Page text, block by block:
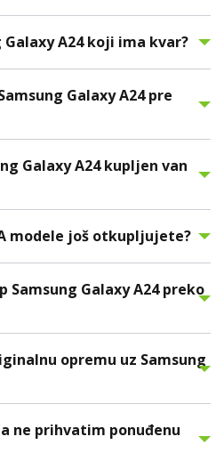
A24 koji ima kvar?
Galaxy A24 pre
Galaxy A24 kupljen van
modele još otkupljujete?
Samsung Galaxy A24 preko
opremu uz Samsung
ne prihvatim ponuđenu